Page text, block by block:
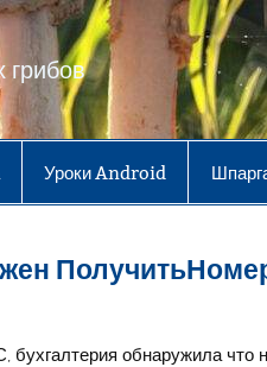
грибов
Уроки Android
бухгалтерия обнаружила что